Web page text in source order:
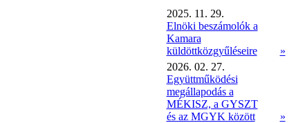
2025. 11. 29.
Elnöki beszámolók a
Kamara
küldöttközgyűléseire
»
2026. 02. 27.
Együttműködési
megállapodás a
MÉKISZ, a GYSZT
és az MGYK között
»